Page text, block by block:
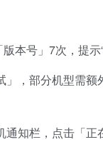
号」7次，提示
，部分机型需额
知栏，点击「正